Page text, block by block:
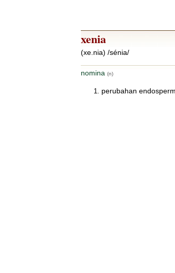
xenia
(xe.nia) /sénia/
nomina (n)
perubahan